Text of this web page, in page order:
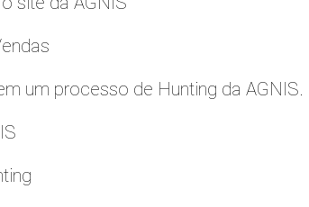
um processo de Hunting da AGNIS.